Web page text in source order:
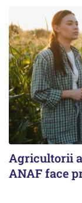
Agricultorii
ANAF face